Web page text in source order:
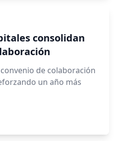
consolidan
de colaboración
un año más